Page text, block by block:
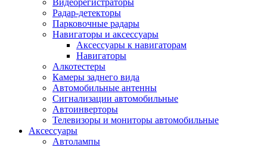
Валы переноса заряда/магнитные валы
Валы резиновые/тефлоновые
Втулки/подшипники/бушинги
Девелоперы
Дозирущие лезвия
Другие зип
Кабели
Крышки
Лампы
Лотки, кассеты
Моторы/двигатели/редукторы
Радар-детекторы
Парковочные радары
Навигаторы и аксессуары
Аксессуары к навигаторам
Навигаторы
Алкотестеры
Камеры заднего вида
Автомобильные антенны
Сигнализации автомобильные
Автоинверторы
Телевизоры и мониторы автомобильные
Аксессуары
Автолампы